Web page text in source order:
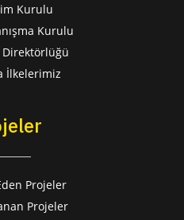
Kurulu
Kurulu
İlkelerimiz
Projeler
Projeler